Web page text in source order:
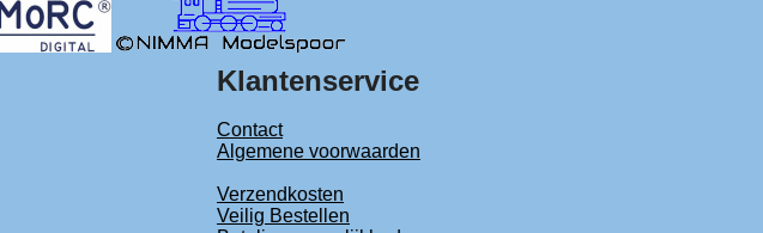
Klantenservice
Contact
Algemene voorwaarden
Verzendkosten
Veilig Bestellen